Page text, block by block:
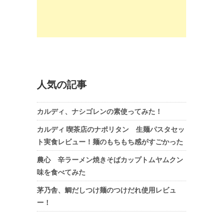
人気の記事
カルディ、ナシゴレンの素使ってみた！
カルディ 喫茶店のナポリタン 生麺パスタセッ
ト実食レビュー！麺のもちもち感がすごかった
農心 辛ラーメン焼きそばカップトムヤムクン
味を食べてみた
茅乃舎、鯛だしつけ麺のつけだれ使用レビュ
ー！